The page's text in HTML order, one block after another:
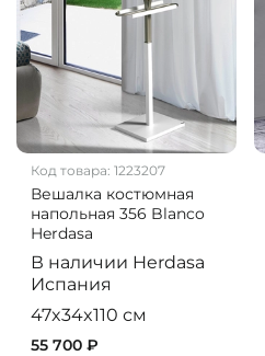
Код товара: 1223207
Вешалка костюмная
напольная 356 Blanco
Herdasa
В наличии Herdasa
Испания
47x34x110 см
55 700 ₽